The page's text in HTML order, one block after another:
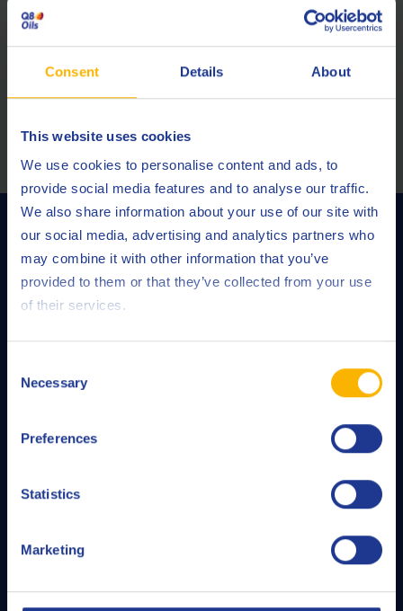
Consent Details About
This website uses cookies
We use cookies to personalise content and ads, to
provide social media features and to analyse our traffic.
We also share information about your use of our site with
our social media, advertising and analytics partners who
may combine it with other information that you’ve
provided to them or that they’ve collected from your use
of their services.
Selection
Necessary
Preferences
Statistics
Marketing
We like to make it easy for our customers. By using our
clever product recommendation tool you will always
HERRAMIENTA DE RECOMENDACIÓN DE PRODUCTOS
SERVICIOS DE Q8OILS
Para obtener el consejo de expertos en aplicaciones de